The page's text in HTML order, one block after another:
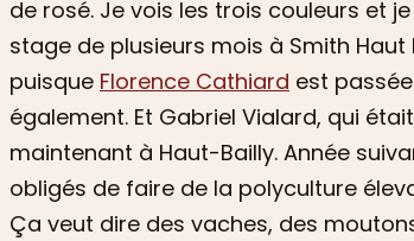
de rosé. Je vois les trois couleurs et
stage de plusieurs mois à Smith Haut
puisque Florence Cathiard est
également. Et Gabriel Vialard, qui
maintenant à Haut-Bailly. Année
obligés de faire de la polyculture
Ça veut dire des vaches, des